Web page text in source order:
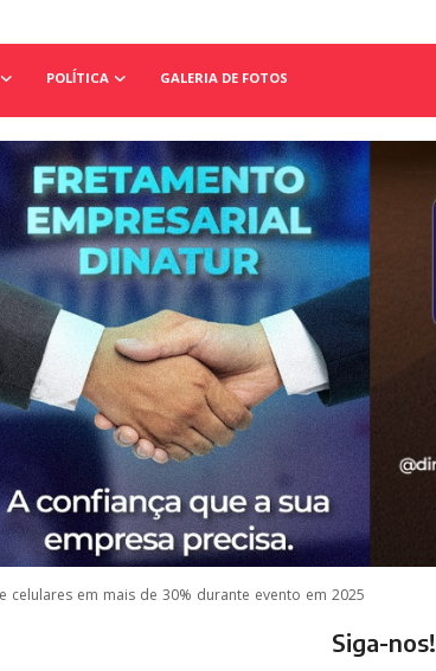
POLÍTICA GALERIA DE FOTOS
em mais de 30% durante evento em 2025
Siga-nos!